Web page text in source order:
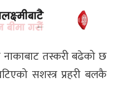
नाकाबाट तस्करी बढेको छ
सशस्त्र प्रहरी बलकै